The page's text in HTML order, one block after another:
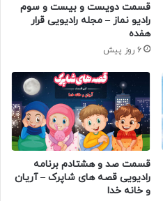
قسمت دویست و بیست و سوم
رادیو نماز – مجله رادیویی قرار
هفده
6 روز پیش
قسمت صد و هشتادم برنامه
رادیویی قصه های شاپرک – آریان
و خانه خدا